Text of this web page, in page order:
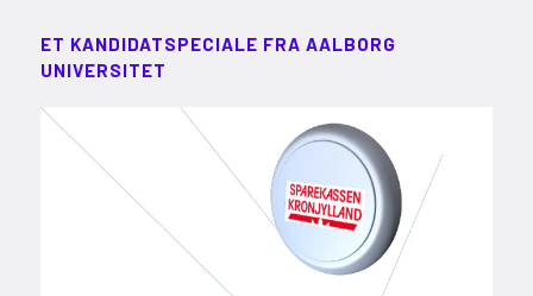
ET KANDIDATSPECIALE FRA AALBORG
UNIVERSITET